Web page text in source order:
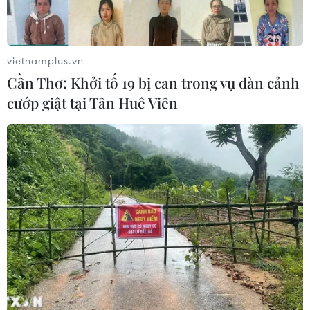
Xem thêm
CƠ QUAN CHỦ QUẢN: THÔNG TẤN XÃ VIỆT NAM
Tổng Biên tập: TRẦN TIẾN DUẨN
Phó Tổng Biên tập: NGUYỄN THỊ TÁM, KHÚC THANH
THỦY
Sở hữu trí tuệ
Quy định sử dụng
RSS
Hỗ trợ
vietnamplus.vn
Cần Thơ: Khởi tố 19 bị can trong vụ dàn cảnh
cướp giật tại Tân Huê Viên